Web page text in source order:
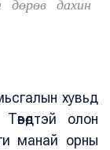
дөрөв дахин
хувьд
олон
манай орны